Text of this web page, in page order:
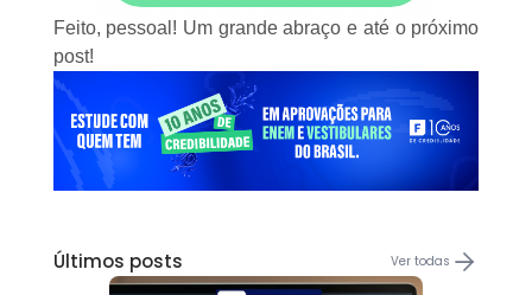
Feito, pessoal! Um grande abraço e até o próximo
post!
Últimos posts Ver todas